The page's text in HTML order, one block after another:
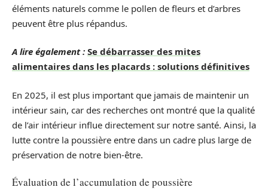
éléments naturels comme le pollen de fleurs et d’arbres
peuvent être plus répandus.
A lire également : Se débarrasser des mites
alimentaires dans les placards : solutions définitives
En 2025, il est plus important que jamais de maintenir un
intérieur sain, car des recherches ont montré que la qualité
de l’air intérieur influe directement sur notre santé. Ainsi, la
lutte contre la poussière entre dans un cadre plus large de
préservation de notre bien-être.
Évaluation de l’accumulation de poussière